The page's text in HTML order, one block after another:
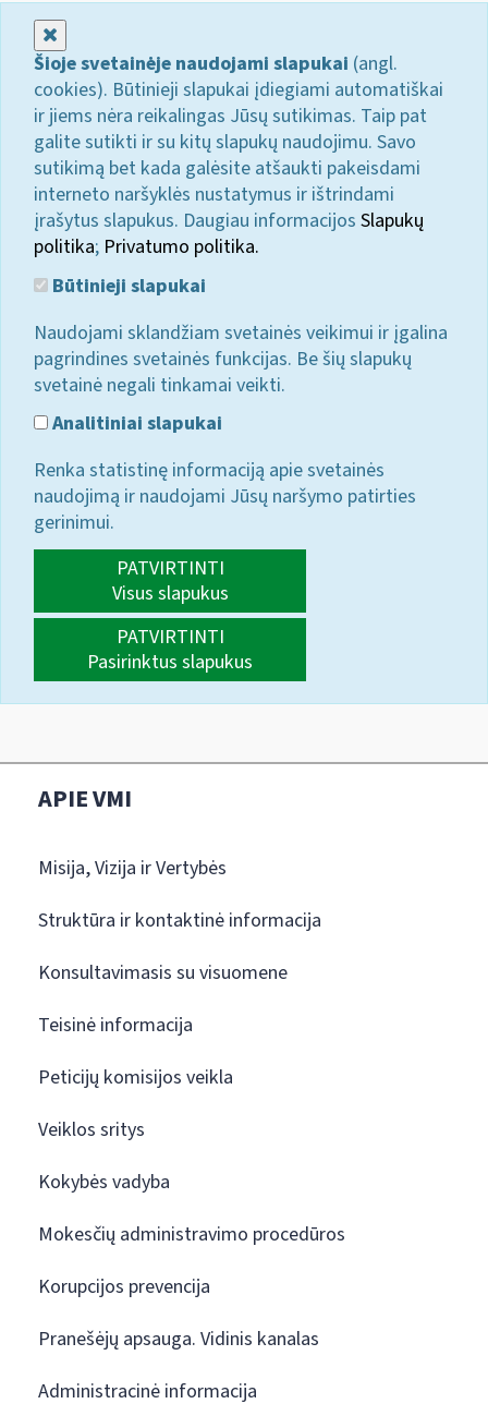
Šioje svetainėje naudojami slapukai (angl.
cookies). Būtinieji slapukai įdiegiami automatiškai
ir jiems nėra reikalingas Jūsų sutikimas. Taip pat
galite sutikti ir su kitų slapukų naudojimu. Savo
sutikimą bet kada galėsite atšaukti pakeisdami
interneto naršyklės nustatymus ir ištrindami
įrašytus slapukus. Daugiau informacijos Slapukų
politika; Privatumo politika.
Būtinieji slapukai
Naudojami sklandžiam svetainės veikimui ir įgalina
pagrindines svetainės funkcijas. Be šių slapukų
svetainė negali tinkamai veikti.
Analitiniai slapukai
Renka statistinę informaciją apie svetainės
naudojimą ir naudojami Jūsų naršymo patirties
gerinimui.
PATVIRTINTI
Visus slapukus
PATVIRTINTI
Pasirinktus slapukus
APIE VMI
Misija, Vizija ir Vertybės
Struktūra ir kontaktinė informacija
Konsultavimasis su visuomene
Teisinė informacija
Peticijų komisijos veikla
Veiklos sritys
Kokybės vadyba
Mokesčių administravimo procedūros
Korupcijos prevencija
Pranešėjų apsauga. Vidinis kanalas
Administracinė informacija